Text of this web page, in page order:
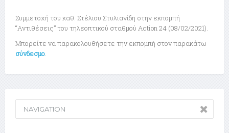
Συμμετοχή του καθ. Στέλιου Στυλιανίδη στην εκπομπή
“Αντιθέσεις” του τηλεοπτικού σταθμού Action 24 (08/02/2021).
Μπορείτε να παρακολουθήσετε την εκπομπή στον παρακάτω
σύνδεσμο.
NAVIGATION